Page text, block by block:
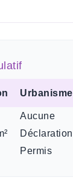
Urbanisme
Aucune
Déclaration
Permis